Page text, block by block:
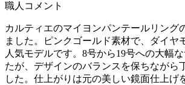
職人コメント
カルティエのマイヨンパンテールリング
ました。ピンクゴールド素材で、ダイヤ
人気モデルです。8号から19号への大幅
たが、デザインのバランスを保ちながら
した。仕上がりは元の美しい鏡面仕上げ